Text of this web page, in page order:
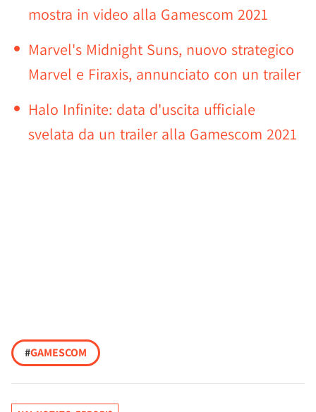
mostra in video alla Gamescom 2021
Marvel's Midnight Suns, nuovo strategico
Marvel e Firaxis, annunciato con un trailer
Halo Infinite: data d'uscita ufficiale
svelata da un trailer alla Gamescom 2021
#GAMESCOM